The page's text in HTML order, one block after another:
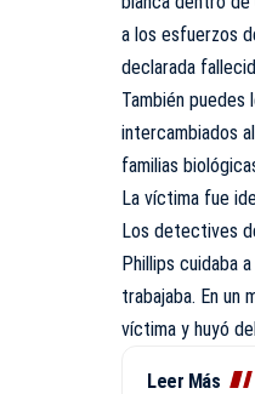
a los esfuerzos
declarada
También puedes
intercambiados
familias
La víctima fue
Los detectives
Phillips cuidaba
trabajaba. En un
víctima y huyó
Leer Más